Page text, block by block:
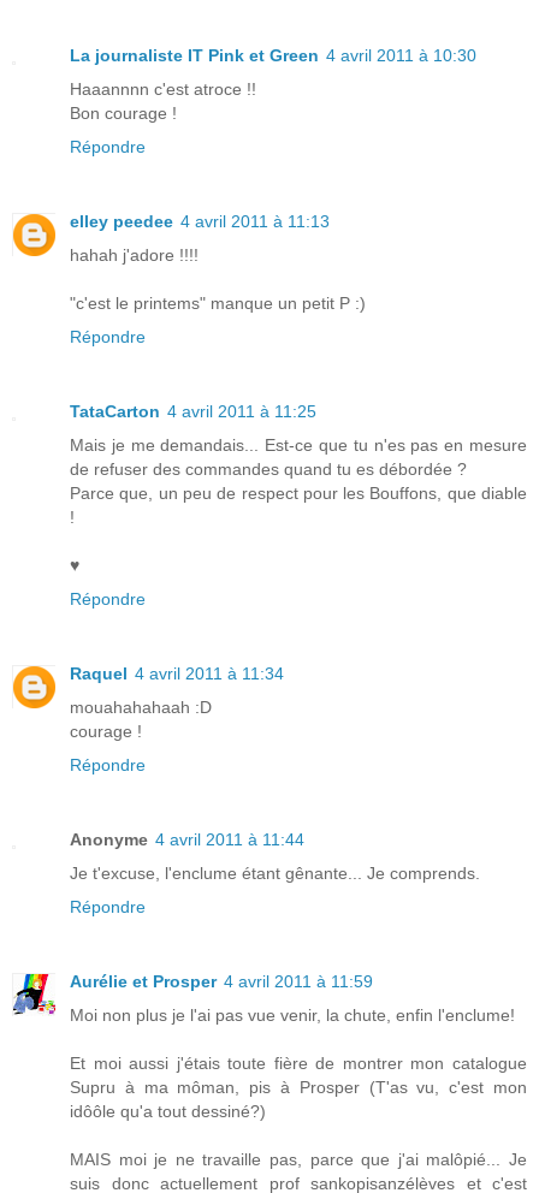
La journaliste IT Pink et Green 4 avril 2011 à 10:30
Haaannnn c'est atroce !!
Bon courage !
Répondre
elley peedee 4 avril 2011 à 11:13
hahah j'adore !!!!
"c'est le printems" manque un petit P :)
Répondre
TataCarton 4 avril 2011 à 11:25
Mais je me demandais... Est-ce que tu n'es pas en mesure
de refuser des commandes quand tu es débordée ?
Parce que, un peu de respect pour les Bouffons, que diable
!
♥
Répondre
Raquel 4 avril 2011 à 11:34
mouahahahaah :D
courage !
Répondre
Anonyme 4 avril 2011 à 11:44
Je t'excuse, l'enclume étant gênante... Je comprends.
Répondre
Aurélie et Prosper 4 avril 2011 à 11:59
Moi non plus je l'ai pas vue venir, la chute, enfin l'enclume!
Et moi aussi j'étais toute fière de montrer mon catalogue
Supru à ma môman, pis à Prosper (T'as vu, c'est mon
idôôle qu'a tout dessiné?)
MAIS moi je ne travaille pas, parce que j'ai malôpié... Je
suis donc actuellement prof sankopisanzélèves et c'est